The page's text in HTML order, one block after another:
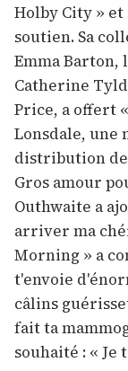
Holby City » et
soutien. Sa
Emma Barton,
Catherine
Price, a offert
Lonsdale, une
distribution de
Gros amour
Outhwaite a
arriver ma
Morning » a
t'envoie
câlins
fait ta
souhaité : « Je